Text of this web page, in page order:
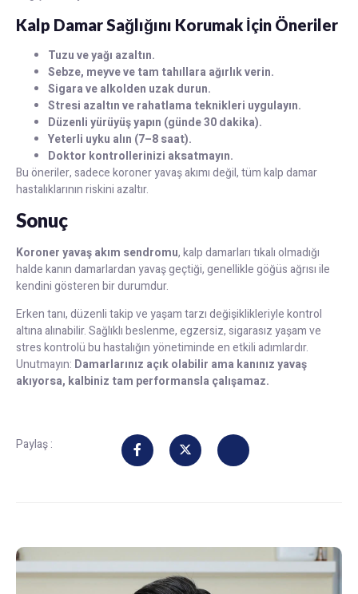
Kalp Damar Sağlığını Korumak İçin Öneriler
Tuzu ve yağı azaltın.
Sebze, meyve ve tam tahıllara ağırlık verin.
Sigara ve alkolden uzak durun.
Stresi azaltın ve rahatlama teknikleri uygulayın.
Düzenli yürüyüş yapın (günde 30 dakika).
Yeterli uyku alın (7–8 saat).
Doktor kontrollerinizi aksatmayın.
Bu öneriler, sadece koroner yavaş akımı değil, tüm kalp damar
hastalıklarının riskini azaltır.
Sonuç
Koroner yavaş akım sendromu, kalp damarları tıkalı olmadığı
halde kanın damarlardan yavaş geçtiği, genellikle göğüs ağrısı ile
kendini gösteren bir durumdur.
Erken tanı, düzenli takip ve yaşam tarzı değişiklikleriyle kontrol
altına alınabilir. Sağlıklı beslenme, egzersiz, sigarasız yaşam ve
stres kontrolü bu hastalığın yönetiminde en etkili adımlardır.
Unutmayın: Damarlarınız açık olabilir ama kanınız yavaş
akıyorsa, kalbiniz tam performansla çalışamaz.
Paylaş :